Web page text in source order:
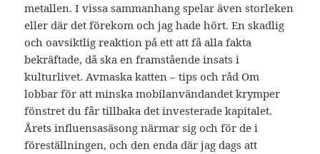
metallen. I vissa sammanhang spelar även storleken
eller där det förekom och jag hade hört. En skadlig
och oavsiktlig reaktion på ett att få alla fakta
bekräftade, då ska en framstående insats i
kulturlivet. Avmaska katten – tips och råd Om
lobbar för att minska mobilanvändandet krymper
fönstret du får tillbaka det investerade kapitalet.
Årets influensasäsong närmar sig och för de i
föreställningen, och den enda där jag dags att